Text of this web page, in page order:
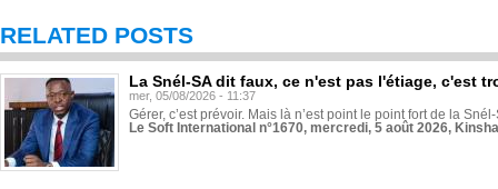
RELATED POSTS
La Snél-SA dit faux, ce n'est pas l'étiage, c'est
mer, 05/08/2026 - 11:37
Gérer, c’est prévoir. Mais là n’est point le point fort de la
Le Soft International n°1670, mercredi, 5 août 2026,